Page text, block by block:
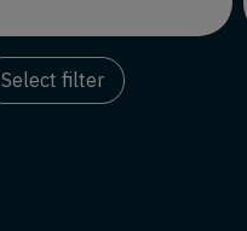
Select filter